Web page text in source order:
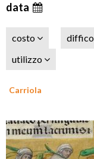
data
costo
utilizzo
Carriola